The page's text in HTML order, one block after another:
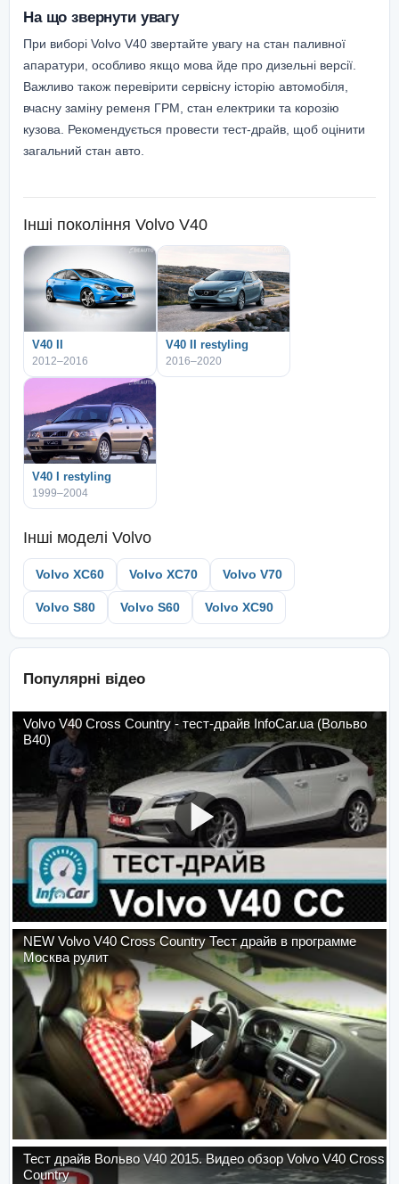
На що звернути увагу
При виборі Volvo V40 звертайте увагу на стан паливної
апаратури, особливо якщо мова йде про дизельні версії.
Важливо також перевірити сервісну історію автомобіля,
вчасну заміну ременя ГРМ, стан електрики та корозію
кузова. Рекомендується провести тест-драйв, щоб оцінити
загальний стан авто.
Інші покоління Volvo V40
V40 II
2012–2016
V40 II restyling
2016–2020
V40 I restyling
1999–2004
Інші моделі Volvo
Volvo XC60 Volvo XC70 Volvo V70
Volvo S80 Volvo S60 Volvo XC90
Популярні відео
Volvo V40 Cross Country - тест-драйв InfoCar.ua (Вольво
В40)
NEW Volvo V40 Cross Country Тест драйв в программе
Москва рулит
Тест драйв Вольво V40 2015. Видео обзор Volvo V40 Cross
Country